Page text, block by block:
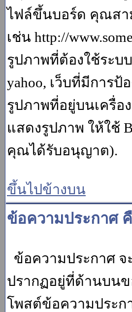
ไฟล์ขึ้นบอร์ด คุณสาม
เช่น http://
รูปภาพที่ต้องใช้ระบ
yahoo, เว็บที่มีการป้
รูปภาพที่อยู่บนเครื่อ
แสดงรูปภาพ ให้ใช้
คุณได้รับอนุญาต).
ขึ้นไปข้างบน
ข้อความประกาศ
ข้อความประกาศ
ปรากฏอยู่ที่ด้านบนข
โพสต์ข้อความประก